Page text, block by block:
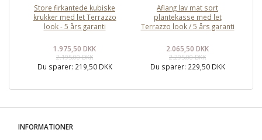
Store firkantede kubiske
krukker med let Terrazzo
look - 5 års garanti
1.975,50 DKK
2.195,00 DKK
Du sparer: 219,50 DKK
Aflang lav mat sort
plantekasse med let
Terrazzo look / 5 års garanti
2.065,50 DKK
2.295,00 DKK
Du sparer: 229,50 DKK
INFORMATIONER